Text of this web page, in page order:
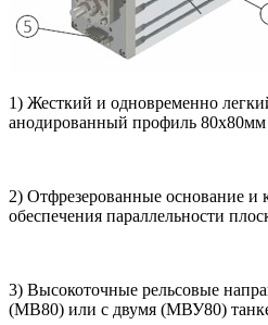
1) Жесткий и одновременно
анодированный профиль 80х80мм
2) Отфрезерованные основание и
обеспечения параллельности
3) Высокоточные рельсовые
(МВ80) или с двумя (МВУ80)